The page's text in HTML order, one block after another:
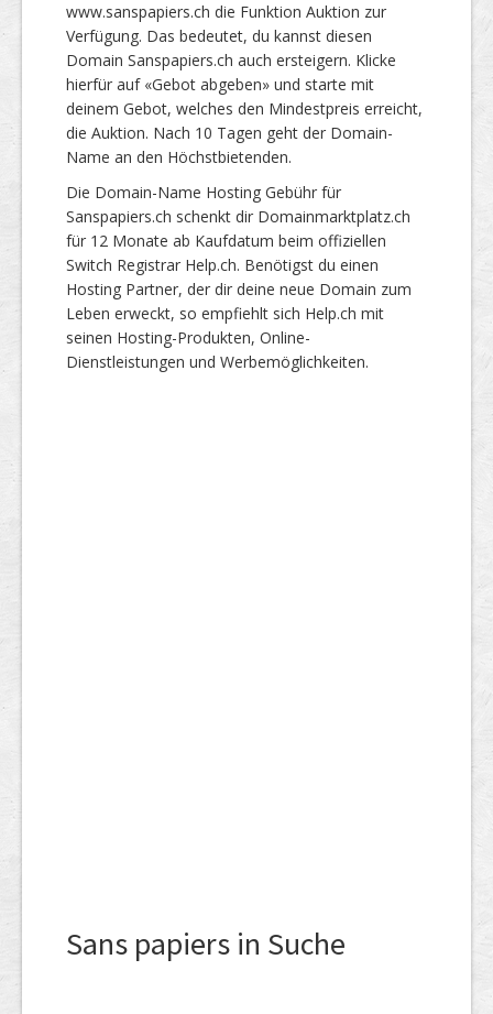
www.sanspapiers.ch die Funktion Auktion zur
Verfügung. Das bedeutet, du kannst diesen
Domain Sanspapiers.ch auch ersteigern. Klicke
hierfür auf «Gebot abgeben» und starte mit
deinem Gebot, welches den Mindestpreis erreicht,
die Auktion. Nach 10 Tagen geht der Domain-
Name an den Höchstbietenden.
Die Domain-Name Hosting Gebühr für
Sanspapiers.ch schenkt dir Domainmarktplatz.ch
für 12 Monate ab Kaufdatum beim offiziellen
Switch Registrar Help.ch. Benötigst du einen
Hosting Partner, der dir deine neue Domain zum
Leben erweckt, so empfiehlt sich Help.ch mit
seinen Hosting-Produkten, Online-
Dienstleistungen und Werbemöglichkeiten.
Sans papiers in Suche